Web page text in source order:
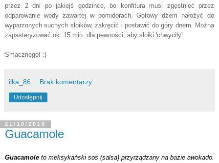
przez 2 dni po jakiejś godzince, bo konfitura musi zgęstnieć przez
odparowanie wody zawartej w pomidorach. Gotowy dżem nałożyć do
wyparzonych suchych słoików, zakręcić i postawić do góry dnem. Można
zapasteryzować ok. 15 min. dla pewności, aby słoiki 'chwyciły'.
Smacznego! :)
ilka_86 Brak komentarzy:
Udostępnij
21/10/2010
Guacamole
Guacamole to meksykański sos (salsa) przyrządzany na bazie awokado.